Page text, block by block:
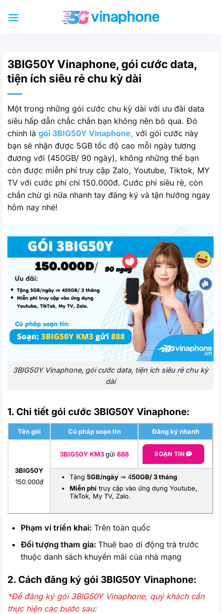
qua
3BIG50Y Vinaphone, gói cước data,
tiện ích siêu rẻ chu kỳ dài
Một trong những gói cước chu kỳ dài với ưu đãi data
siêu hấp dẫn chắc chắn bạn không nên bỏ qua. Đó
chính là gói 3BIG50Y Vinaphone, với gói cước này
bạn sẽ nhận được 5GB tốc độ cao mỗi ngày tương
đương với (450GB/ 90 ngày), không những thế bạn
còn được miễn phí truy cập Zalo, Youtube, Tiktok, MY
TV với cước phí chỉ 150.000đ. Cước phí siêu rẻ, còn
chần chừ gì nữa nhanh tay đăng ký và tận hưởng ngay
hôm nay nhé!
3BIG50Y Vinaphone, gói cước data, tiện ích siêu rẻ chu kỳ
dài
1. Chi tiết gói cước 3BIG50Y Vinaphone:
Tên gói Cú pháp soạn tin Đăng ký nhanh
3BIG50Y
150.000đ
3BIG50Y KM3gửi 888 SOẠN TIN
Tặng 5GB/ngày ⇒ 450GB/ 3 tháng
Miễn phí truy cập vào ứng dụng Youtube,
TikTok, My TV, Zalo.
Phạm vi triển khai: Trên toàn quốc
Đối tượng tham gia:Thuê bao di động trả trước
thuộc danh sách khuyến mãi của nhà mạng
2. Cách đăng ký gói 3BIG50Y Vinaphone:
*Để đăng ký gói 3BIG50Y Vinaphone, quý khách cần
thực hiện các bước sau: